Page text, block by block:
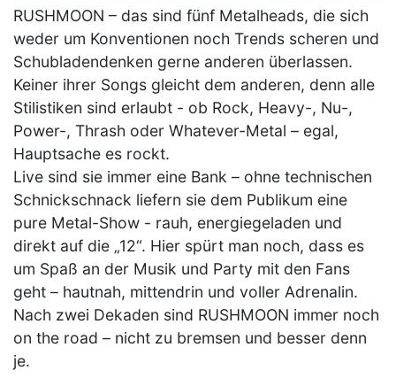
RUSHMOON – das sind fünf Metalheads, die sich
weder um Konventionen noch Trends scheren und
Schubladendenken gerne anderen überlassen.
Keiner ihrer Songs gleicht dem anderen, denn alle
Stilistiken sind erlaubt - ob Rock, Heavy-, Nu-,
Power-, Thrash oder Whatever-Metal – egal,
Hauptsache es rockt.
Live sind sie immer eine Bank – ohne technischen
Schnickschnack liefern sie dem Publikum eine
pure Metal-Show - rauh, energiegeladen und
direkt auf die „12“. Hier spürt man noch, dass es
um Spaß an der Musik und Party mit den Fans
geht – hautnah, mittendrin und voller Adrenalin.
Nach zwei Dekaden sind RUSHMOON immer noch
on the road – nicht zu bremsen und besser denn
je.